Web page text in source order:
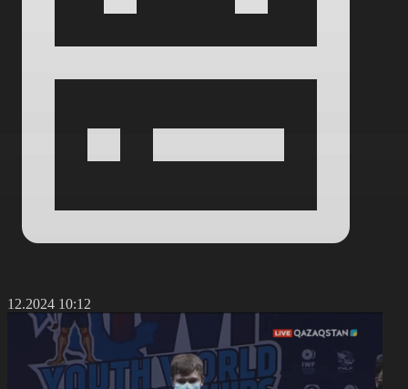
10:12